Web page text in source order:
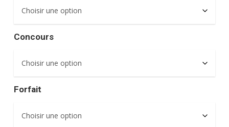
Concours
Forfait